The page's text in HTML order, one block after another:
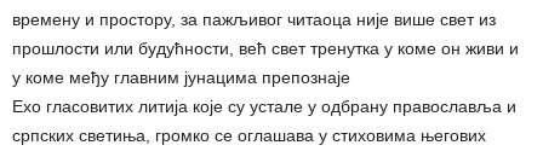
времену и простору, за пажљивог читаоца није више свет из
прошлости или будућности, већ свет тренутка у коме он живи и
у коме међу главним јунацима препознаје
Ехо гласовитих литија које су устале у одбрану православља и
српских светиња, громко се оглашава у стиховима његових